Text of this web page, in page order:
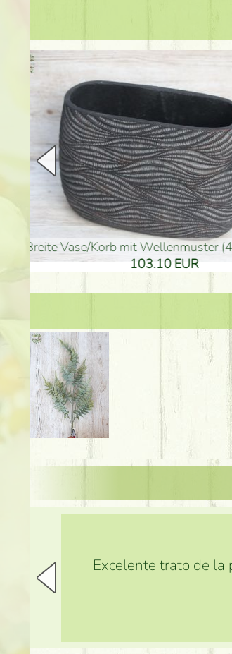
goldenfarbene Vase (40x26cm)
94.30 EUR
Excelente trato de la